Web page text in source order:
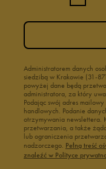
Administratorem danych
siedzibą w Krakowie (31-
powyżej dane będą
administratora, za który
Podając swój adres
handlowych. Podanie
otrzymywania newslettera.
przetwarzania, a także
lub ograniczenia
nadzorczego. Pełną treść
znaleźć w Polityce